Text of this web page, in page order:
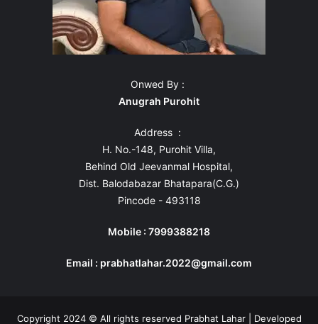
Onwed By :
Anugrah Purohit
Address :
H. No.-148, Purohit Villa,
Behind Old Jeevanmal Hospital,
Dist. Balodabazar Bhatapara(C.G.)
Pincode - 493118
Mobile : 7999388218
Email : prabhatlahar.2022@gmail.com
Copyright 2024 © All rights reserved Prabhat Lahar | Developed